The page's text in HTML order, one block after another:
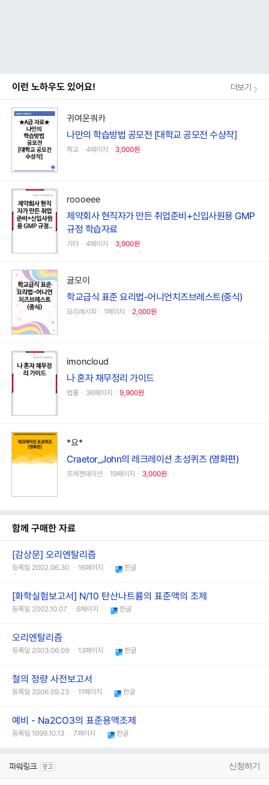
이런 노하우도 있어요! 더보기
귀여운쿼카
나만의 학습방법 공모전 [대학교 공모전 수상작]
학교ㆍ4페이지ㆍ 3,000원
roooeee
제약회사 현직자가 만든 취업준비+신입사원용 GMP
규정 학습자료
기타ㆍ4페이지ㆍ 3,900원
글모이
학교급식 표준 요리법-어니언치즈브레스트(중식)
요리레시피ㆍ1페이지ㆍ 2,000원
imoncloud
나 혼자 채무정리 가이드
법률ㆍ36페이지ㆍ 9,900원
*요*
Craetor_John의 레크레이션 초성퀴즈 (영화편)
프레젠테이션ㆍ19페이지ㆍ 3,000원
함께 구매한 자료
[감상문] 오리엔탈리즘
등록일 2002.06.30 ㆍ16페이지 ㆍ 한글
[화학실험보고서] N/10 탄산나트륨의 표준액의 조제
등록일 2002.10.07 ㆍ6페이지 ㆍ 한글
오리엔탈리즘
등록일 2003.06.09 ㆍ13페이지 ㆍ 한글
철의 정량 사전보고서
등록일 2006.09.23 ㆍ11페이지 ㆍ 한글
예비 - Na2CO3의 표준용액조제
등록일 1999.10.13 ㆍ7페이지 ㆍ 한글
신청하기